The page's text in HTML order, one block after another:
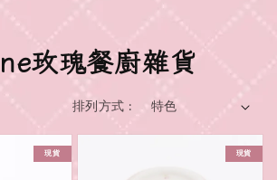
玫瑰餐廚雜貨
排列方式 :
現貨 現貨